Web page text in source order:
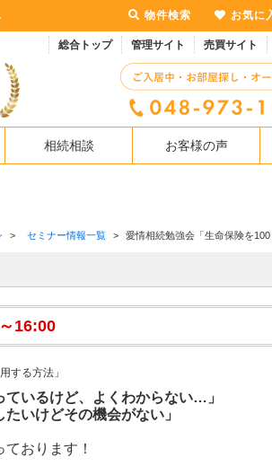
ュリー21マルヨシ
総合トップ 管理サイト 売買サイト
相続相談 お客様の声
> セミナー情報一覧 > 愛情相続勉強会「生命保険を100
16:00
する方法」
ているけど、よくわからない…」
いけどその機会がない」
おります！
物件検索 お気に